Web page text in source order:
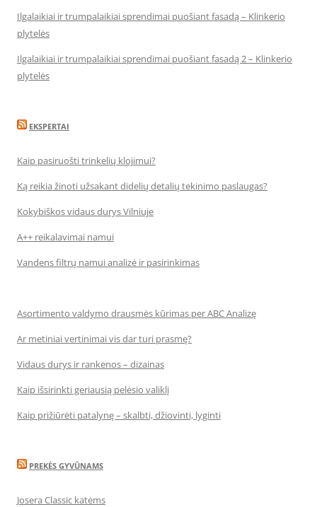
Ilgalaikiai ir trumpalaikiai sprendimai puošiant fasadą – Klinkerio
plytelės
Ilgalaikiai ir trumpalaikiai sprendimai puošiant fasadą 2 – Klinkerio
plytelės
EKSPERTAI
Kaip pasiruošti trinkelių klojimui?
Ką reikia žinoti užsakant didelių detalių tekinimo paslaugas?
Kokybiškos vidaus durys Vilniuje
A++ reikalavimai namui
Vandens filtrų namui analizė ir pasirinkimas
Asortimento valdymo drausmės kūrimas per ABC Analizę
Ar metiniai vertinimai vis dar turi prasmę?
Vidaus durys ir rankenos – dizainas
Kaip išsirinkti geriausią pelėsio valiklį
Kaip prižiūrėti patalynę – skalbti, džiovinti, lyginti
PREKĖS GYVŪNAMS
Josera Classic katėms